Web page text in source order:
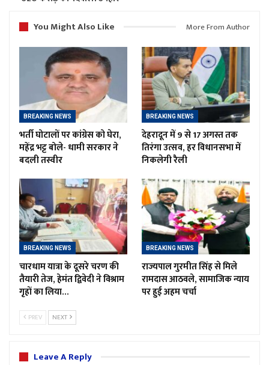
You Might Also Like More From Author
BREAKING NEWS
भर्ती घोटालों पर कांग्रेस को घेरा,
महेंद्र भट्ट बोले- धामी सरकार ने
बदली तस्वीर
BREAKING NEWS
देहरादून में 9 से 17 अगस्त तक
तिरंगा उत्सव, हर विधानसभा में
निकलेगी रैली
BREAKING NEWS
चारधाम यात्रा के दूसरे चरण की
तैयारी तेज, हेमंत द्विवेदी ने विश्राम
गृहों का लिया…
BREAKING NEWS
राज्यपाल गुरमीत सिंह से मिले
रामदास आठवले, सामाजिक न्याय
पर हुई अहम चर्चा
PREV NEXT
Leave A Reply